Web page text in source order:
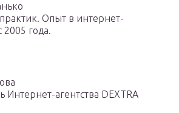
Опыт в интернет-
2005 года.
Интернет-агентства DEXTRA